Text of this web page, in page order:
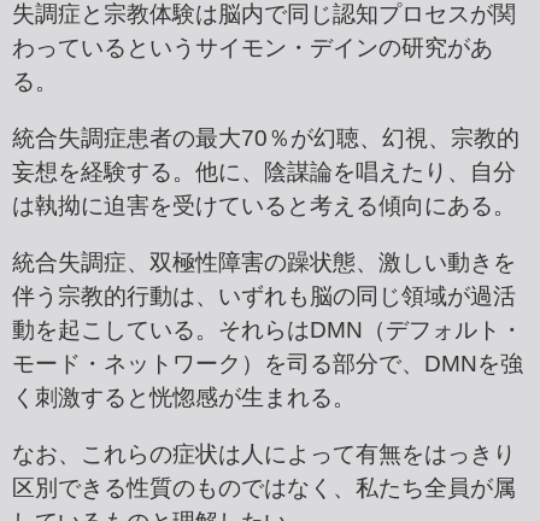
失調症と宗教体験は脳内で同じ認知プロセスが関
わっているというサイモン・デインの研究があ
る。
統合失調症患者の最大70％が幻聴、幻視、宗教的
妄想を経験する。他に、陰謀論を唱えたり、自分
は執拗に迫害を受けていると考える傾向にある。
統合失調症、双極性障害の躁状態、激しい動きを
伴う宗教的行動は、いずれも脳の同じ領域が過活
動を起こしている。それらはDMN（デフォルト・
モード・ネットワーク）を司る部分で、DMNを強
く刺激すると恍惚感が生まれる。
なお、これらの症状は人によって有無をはっきり
区別できる性質のものではなく、私たち全員が属